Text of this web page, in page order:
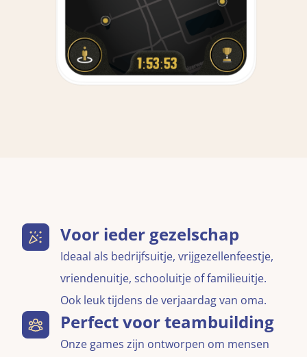
Voor ieder gezelschap
Ideaal als bedrijfsuitje, vrijgezellenfeestje,
vriendenuitje, schooluitje of familieuitje.
Ook leuk tijdens de verjaardag van oma.
Perfect voor teambuilding
Onze games zijn ontworpen om mensen